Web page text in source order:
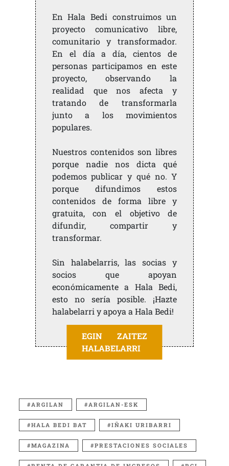
En Hala Bedi construimos un
proyecto comunicativo libre,
comunitario y transformador.
En el día a día, cientos de
personas participamos en este
proyecto, observando la
realidad que nos afecta y
tratando de transformarla
junto a los movimientos
populares.
Nuestros contenidos son libres
porque nadie nos dicta qué
podemos publicar y qué no. Y
porque difundimos estos
contenidos de forma libre y
gratuita, con el objetivo de
difundir, compartir y
transformar.
Sin halabelarris, las socias y
socios que apoyan
económicamente a Hala Bedi,
esto no sería posible. ¡Hazte
halabelarri y apoya a Hala Bedi!
EGIN ZAITEZ
HALABELARRI
ARGILAN ARGILAN-ESK
HALA BEDI BAT IÑAKI URIBARRI
MAGAZINA PRESTACIONES SOCIALES